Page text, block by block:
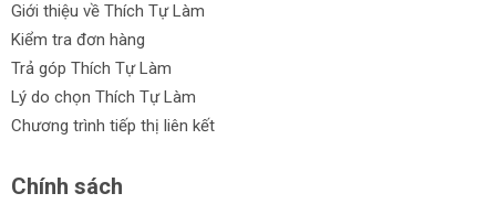
Giới thiệu về Thích Tự Làm
Kiểm tra đơn hàng
Trả góp Thích Tự Làm
Lý do chọn Thích Tự Làm
Chương trình tiếp thị liên kết
Chính sách